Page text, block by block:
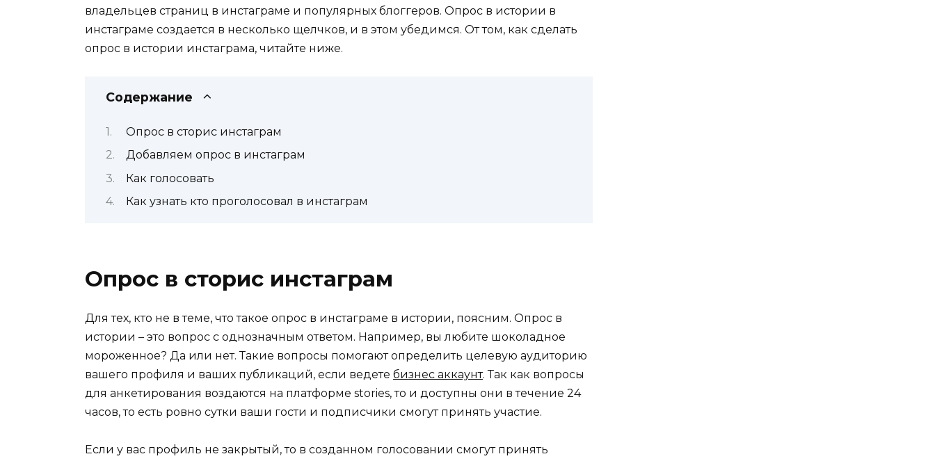
владельцев страниц в инстаграме и популярных блоггеров. Опрос в истории в
инстаграме создается в несколько щелчков, и в этом убедимся. От том, как сделать
опрос в истории инстаграма, читайте ниже.
Содержание
Опрос в сторис инстаграм
Добавляем опрос в инстаграм
Как голосовать
Как узнать кто проголосовал в инстаграм
Опрос в сторис инстаграм
Для тех, кто не в теме, что такое опрос в инстаграме в истории, поясним. Опрос в
истории – это вопрос с однозначным ответом. Например, вы любите шоколадное
мороженное? Да или нет. Такие вопросы помогают определить целевую аудиторию
вашего профиля и ваших публикаций, если ведете бизнес аккаунт. Так как вопросы
для анкетирования воздаются на платформе stories, то и доступны они в течение 24
часов, то есть ровно сутки ваши гости и подписчики смогут принять участие.
Если у вас профиль не закрытый, то в созданном голосовании смогут принять